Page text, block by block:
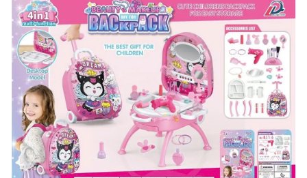
Mã giảm giá:
Ngày hết hạn:
Điều kiện: